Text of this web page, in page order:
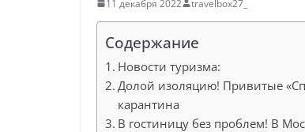
11 декабря 2022 travelbox27_
Содержание
Новости туризма:
Долой изоляцию! Привитые
карантина
В гостиницу без проблем! В